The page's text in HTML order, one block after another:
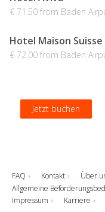
Jetzt buchen
Jetzt buchen
€ 71.50 from Baden
Jetzt buchen
Hotel Maison Suisse
€ 72.00 from Baden
Jetzt buchen
FAQ Kontakt Über
Allgemeine
Impressum
Karriere